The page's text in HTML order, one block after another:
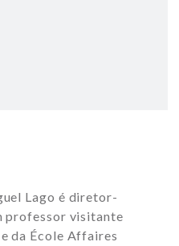
Lago é diretor-
professor visitante
da École Affaires